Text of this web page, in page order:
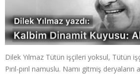
Dilek Yılmaz Tütün işçileri yoksul, Tütün
Pırıl-pırıl namuslu. Namı gitmiş deryaların